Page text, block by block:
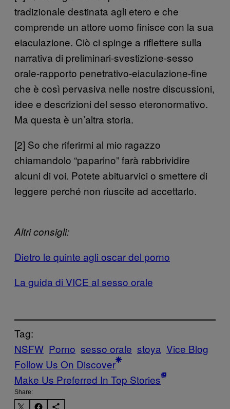
tradizionale destinata agli etero e che
comprende un attore uomo finisce con la sua
eiaculazione. Ciò ci spinge a riflettere sulla
narrativa di preliminari-svestizione-sesso
orale-rapporto penetrativo-eiaculazione-fine
che è così pervasiva nelle nostre discussioni,
idee e descrizioni del sesso eteronormativo.
Ma questa è un’altra storia.
[2] So che riferirmi al mio ragazzo
chiamandolo “paparino” farà rabbrividire
alcuni di voi. Potete abituarvici o smettere di
leggere perché non riuscite ad accettarlo.
Altri consigli:
Dietro le quinte agli oscar del porno
La guida di VICE al sesso orale
Tag:
NSFW Porno sesso orale stoya Vice Blog
Follow Us On Discover
Make Us Preferred In Top Stories
Share: